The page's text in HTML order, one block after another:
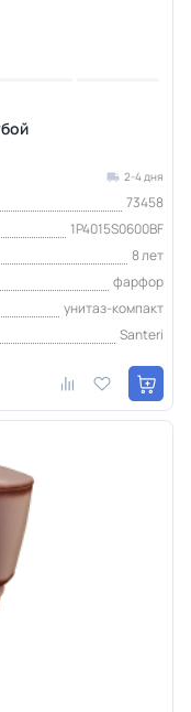
2-4 дня
73458
1P4015S0600BF
8 лет
фарфор
унитаз-компакт
Santeri